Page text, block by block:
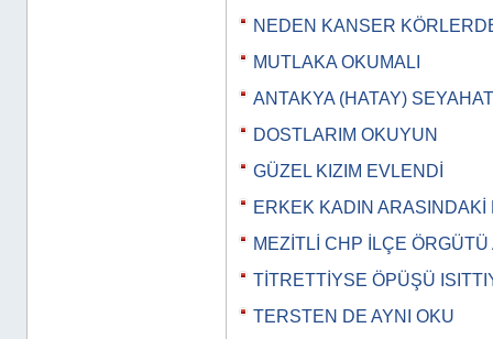
NEDEN KANSER
MUTLAKA OKUMALI
ANTAKYA (HATAY)
DOSTLARIM OKUYUN
GÜZEL KIZIM EVLENDİ
ERKEK KADIN ARASINDAKİ
MEZİTLİ CHP İLÇE
TİTRETTİYSE ÖPÜŞÜ
TERSTEN DE AYNI OKU